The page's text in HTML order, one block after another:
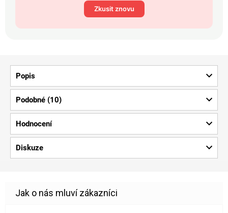
Zkusit znovu
Popis
Podobné (10)
Hodnocení
Diskuze